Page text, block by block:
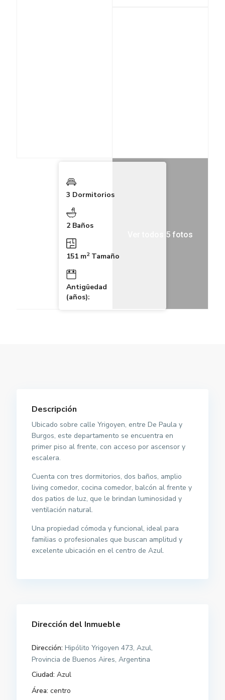
Ver todos 5 fotos
3 Dormitorios
2 Baños
151 m2Tamaño
Antigüedad
(años):
Descripción
Ubicado sobre calle Yrigoyen, entre De Paula y
Burgos, este departamento se encuentra en
primer piso al frente, con acceso por ascensor y
escalera.
Cuenta con tres dormitorios, dos baños, amplio
living comedor, cocina comedor, balcón al frente y
dos patios de luz, que le brindan luminosidad y
ventilación natural.
Una propiedad cómoda y funcional, ideal para
familias o profesionales que buscan amplitud y
excelente ubicación en el centro de Azul.
Dirección del Inmueble
Dirección: Hipólito Yrigoyen 473, Azul,
Provincia de Buenos Aires, Argentina
Ciudad: Azul
Área: centro